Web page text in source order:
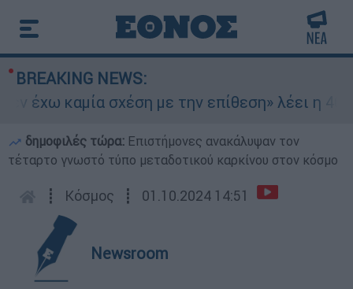
BREAKING NEWS:
καμία σχέση με την επίθεση» λέει η
δημοφιλές τώρα: Επιστήμονες ανακάλυψαν τον
τέταρτο γνωστό τύπο μεταδοτικού καρκίνου στον κόσμο
┋ Κόσμος ┋ 01.10.2024 14:51
Newsroom